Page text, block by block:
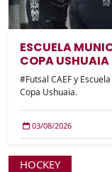
ESCUELA
COPA USHUAIA
#Futsal CAEF y
Copa Ushuaia.
03/08/2026
HOCKEY